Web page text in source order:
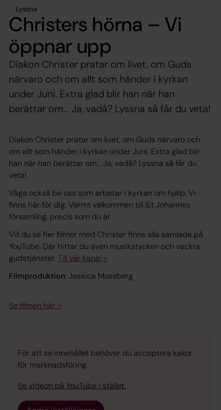
Lyssna
Christers hörna – Vi
öppnar upp
Diakon Christer pratar om livet, om Guds
närvaro och om allt som händer i kyrkan
under Juni. Extra glad blir han när han
berättar om... Ja, vadå? Lyssna så får du veta!
Diakon Christer pratar om livet, om Guds närvaro och
om allt som händer i kyrkan under Juni. Extra glad blir
han när han berättar om... Ja, vadå? Lyssna så får du
veta!
Våga också be oss som arbetar i kyrkan om hjälp. Vi
finns här för dig. Varmt välkommen till S:t Johannes
församling, precis som du är.
Vill du se fler filmer med Christer finns alla samlade på
YouTube. Där hittar du även musikstycken och vackra
gudstjänster. Till vår kanal ››
Filmproduktion:Jessica Mossberg
Se filmen här ››
För att se innehållet behöver du acceptera kakor
för marknadsföring.
Se videon på YouTube i stället.